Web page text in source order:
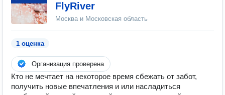
FlyRiver
Москва и Московская область
1 оценка
Организация проверена
Кто не мечтает на некоторое время сбежать от забот,
получить новые впечатления и или насладиться